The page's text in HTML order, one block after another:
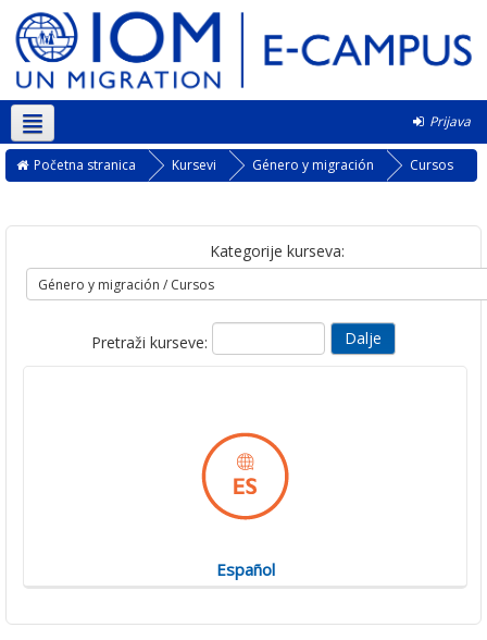
Prijava
Srpski ‎(sr_lt)‎
Početna stranica Kursevi Género y migración Cursos
Kategorije kurseva:
Pretraži kurseve:
Español